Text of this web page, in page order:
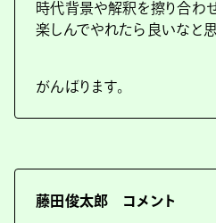
時代背景や解釈を擦り合わ
楽しんでやれたら良いなと思
がんばります。
藤田俊太郎 コメント